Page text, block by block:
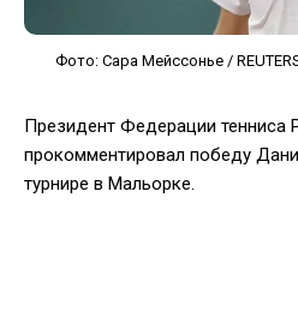
Фото: Сара Мейссонье /
Президент Федерации
прокомментировал победу
турнире в Мальорке.